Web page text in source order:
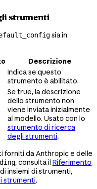
strumenti
sia in
Descrizione
Indica se questo
strumento è abilitato.
Se true, la descrizione
dello strumento non
viene inviata inizialmente
al modello. Usato con lo
strumento di ricerca
degli strumenti.
forniti da Anthropic e delle
, consulta il Riferimento
insiemi di strumenti,
strumenti.